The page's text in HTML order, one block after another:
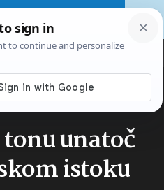
novca
unatoč
istoku